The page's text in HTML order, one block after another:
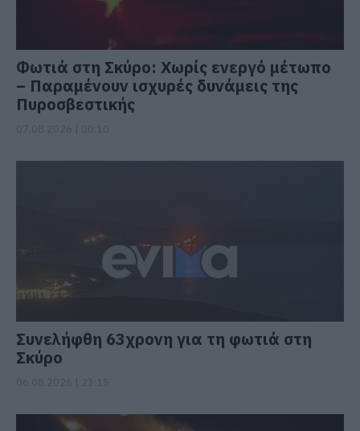
Φωτιά στη Σκύρο: Χωρίς ενεργό μέτωπο
– Παραμένουν ισχυρές δυνάμεις της
Πυροσβεστικής
Συνελήφθη 63χρονη για τη φωτιά στη
Σκύρο